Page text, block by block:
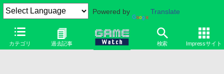
Powered by Translate
カテゴリ 過去記事 検索 Impressサイト